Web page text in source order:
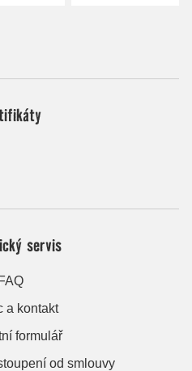
servis
FAQ
a kontakt
formulář
od smlouvy